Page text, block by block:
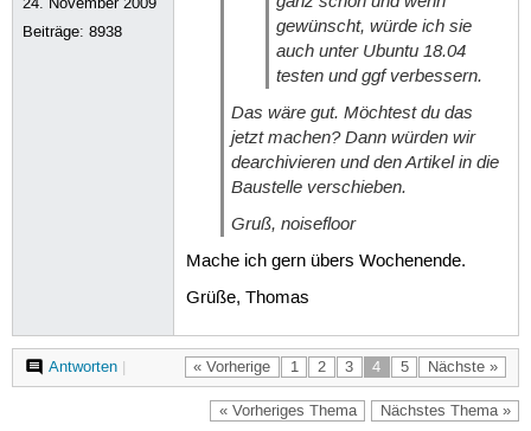
Beiträge:8938
gewünscht, würde ich sie
auch unter Ubuntu 18.04
testen und ggf verbessern.
Das wäre gut. Möchtest du das
jetzt machen? Dann würden wir
dearchivieren und den Artikel in die
Baustelle verschieben.
Gruß, noisefloor
Mache ich gern übers Wochenende.
Grüße, Thomas
« Vorherige 1 2 3 4 5 Nächste »
Antworten|
« Vorheriges Thema Nächstes Thema »